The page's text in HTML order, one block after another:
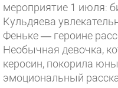
мероприятие 1 июля:
Кульдяева
Феньке — героине
Необычная девочка,
керосин, покорила
эмоциональный